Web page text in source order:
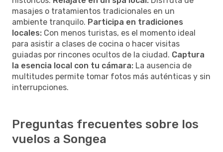
masajes o tratamientos tradicionales en un
ambiente tranquilo. Participa en tradiciones
locales: Con menos turistas, es el momento ideal
para asistir a clases de cocina o hacer visitas
guiadas por rincones ocultos de la ciudad. Captura
la esencia local con tu cámara: La ausencia de
multitudes permite tomar fotos más auténticas y sin
interrupciones.
Preguntas frecuentes sobre los
vuelos a Songea